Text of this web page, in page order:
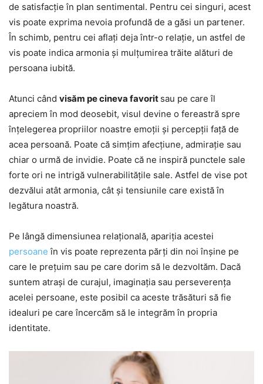
de satisfacție în plan sentimental. Pentru cei singuri, acest
vis poate exprima nevoia profundă de a găsi un partener.
În schimb, pentru cei aflați deja într-o relație, un astfel de
vis poate indica armonia și mulțumirea trăite alături de
persoana iubită.
Atunci când visăm pe cineva favorit sau pe care îl
apreciem în mod deosebit, visul devine o fereastră spre
înțelegerea propriilor noastre emoții și percepții față de
acea persoană. Poate că simțim afecțiune, admirație sau
chiar o urmă de invidie. Poate că ne inspiră punctele sale
forte ori ne intrigă vulnerabilitățile sale. Astfel de vise pot
dezvălui atât armonia, cât și tensiunile care există în
legătura noastră.
Pe lângă dimensiunea relațională, apariția acestei
persoane în vis poate reprezenta părți din noi înșine pe
care le prețuim sau pe care dorim să le dezvoltăm. Dacă
suntem atrași de curajul, imaginația sau perseverența
acelei persoane, este posibil ca aceste trăsături să fie
idealuri pe care încercăm să le integrăm în propria
identitate.